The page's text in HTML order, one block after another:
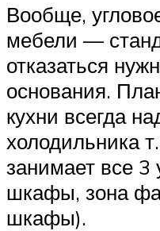
Вообще,
мебели —
отказаться
основания.
кухни всегда
холодильника
занимает все 3
шкафы, зона
шкафы).